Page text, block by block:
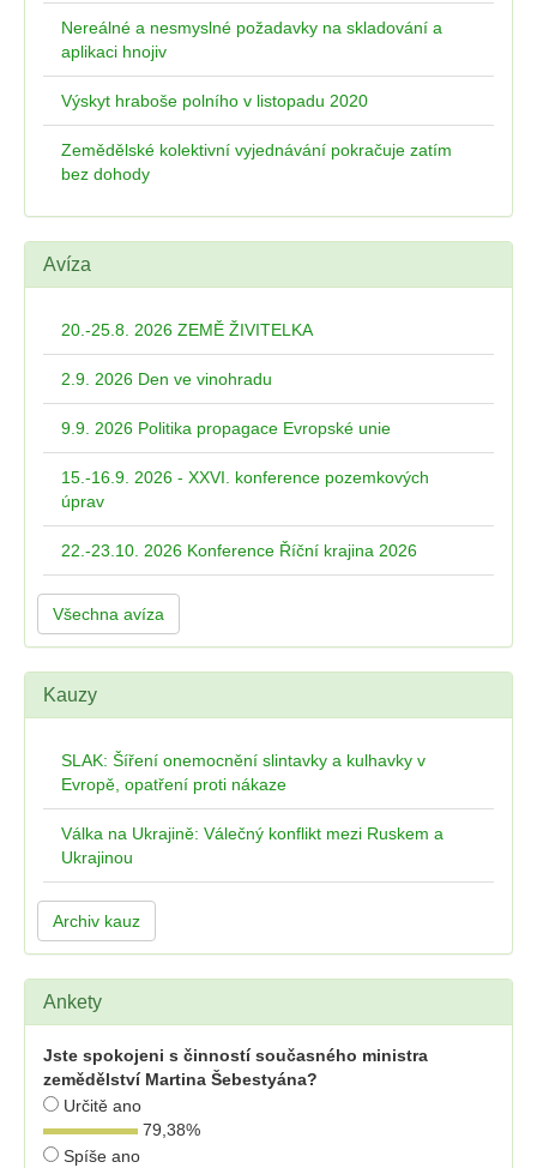
Nereálné a nesmyslné požadavky na skladování a
aplikaci hnojiv
Výskyt hraboše polního v listopadu 2020
Zemědělské kolektivní vyjednávání pokračuje zatím
bez dohody
Avíza
20.-25.8. 2026 ZEMĚ ŽIVITELKA
2.9. 2026 Den ve vinohradu
9.9. 2026 Politika propagace Evropské unie
15.-16.9. 2026 - XXVI. konference pozemkových
úprav
22.-23.10. 2026 Konference Říční krajina 2026
Všechna avíza
Kauzy
SLAK: Šíření onemocnění slintavky a kulhavky v
Evropě, opatření proti nákaze
Válka na Ukrajině: Válečný konflikt mezi Ruskem a
Ukrajinou
Archiv kauz
Ankety
Jste spokojeni s činností současného ministra
zemědělství Martina Šebestyána?
Určitě ano
79,38%
Spíše ano